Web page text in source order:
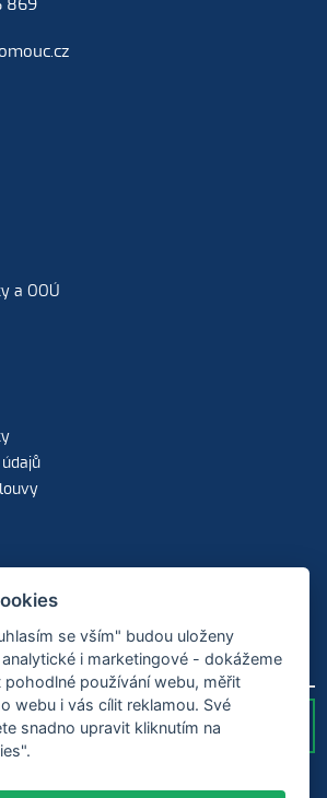
869
a OOÚ
ODESLAT
se vším" budou uloženy
i marketingové - dokážeme
používání webu, měřit
webu i vás cílit reklamou. Své
snadno upravit kliknutím na